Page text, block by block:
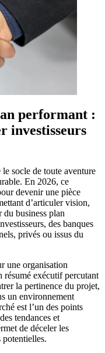
performant :
investisseurs
socle de toute aventure
En 2026, ce
devenir une pièce
d’articuler vision,
business plan
des banques
privés ou issus du
une organisation
résumé exécutif percutant
la pertinence du projet,
un environnement
est l’un des points
tendances et
de déceler les
potentielles.